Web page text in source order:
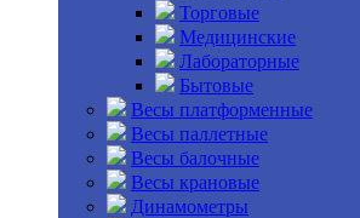
Торговые
Медицинские
Лабораторные
Бытовые
Весы платформенные
Весы паллетные
Весы балочные
Весы крановые
Динамометры